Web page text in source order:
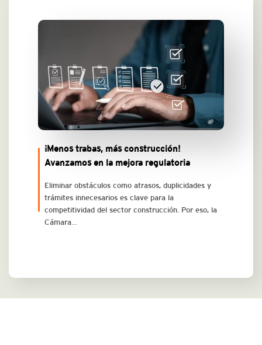
¡Menos trabas, más construcción!
Avanzamos en la mejora regulatoria
Eliminar obstáculos como atrasos, duplicidades y
trámites innecesarios es clave para la
competitividad del sector construcción. Por eso, la
Cámara…